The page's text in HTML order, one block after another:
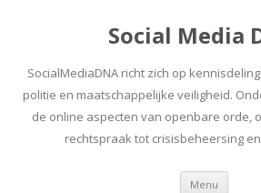
Social Media
SocialMediaDNA richt zich op
politie en maatschappelijke veiligheid.
de online aspecten van openbare orde,
rechtspraak tot crisisbeheersing
Menu Spring